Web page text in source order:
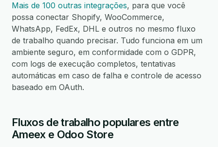
Mais de 100 outras integrações, para que você
possa conectar Shopify, WooCommerce,
WhatsApp, FedEx, DHL e outros no mesmo fluxo
de trabalho quando precisar. Tudo funciona em um
ambiente seguro, em conformidade com o GDPR,
com logs de execução completos, tentativas
automáticas em caso de falha e controle de acesso
baseado em OAuth.
Fluxos de trabalho populares entre
Ameex e Odoo Store